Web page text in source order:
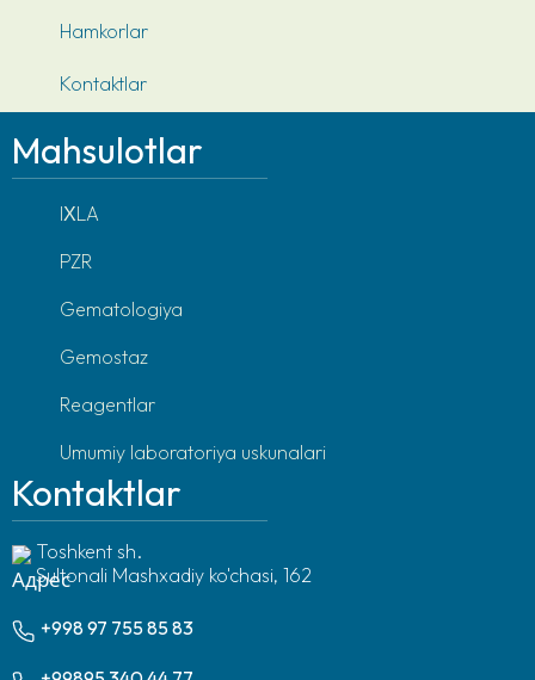
Hamkorlar
Kontaktlar
Mahsulotlar
IХLA
PZR
Gematologiya
Gemostaz
Reagentlar
Umumiy laboratoriya uskunalari
Kontaktlar
Toshkent sh.
Sultonali Mashxadiy ko'chasi, 162
+998 97 755 85 83